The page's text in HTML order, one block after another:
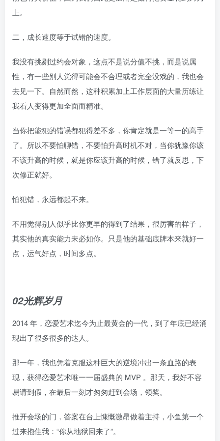
上。
二，成长速度等于试错的速度。
我没有挑剔过约会对象，这点不是说分值不挑，而是说属
性，有一些别人觉得可能会不合理或者完全没戏的，我也会
去见一下。自然而然，这种积累加上工作层面的大量历练让
我看人变得更加全面而精准。
当你把能犯的错误都犯得差不多，你肯定就是一等一的高手
了。所以不要怕聊错，不要怕升高时机不对，当你犹豫你该
不该升高的时候，就是你应该升高的时候，错了就反思，下
次修正就好。
怕犯错，永远都起不来。
不用觉得别人似乎比你更早的得到了结果，很厉害的样子，
其实他的真实能力未必如你。只是他的基础底牌本来就好一
点，运气好点，时间多点。
02光辉岁月
2014 年，恋爱艺术迄今为止最黄金的一代，到了年底已经涌
现出了很多很多的达人。
那一年，我也凭着克服这种巨大的逆境冲出一条血路的表
现，获得恋爱艺术唯一一届盛典的 MVP 。那天，我好不容
易请到假，在最后一刻才匆匆赶到会场，领奖。
推开会场的门，答案在台上慷慨激昂做着主持，小鱼第一个
过来抱住我：“你从地狱回来了”。